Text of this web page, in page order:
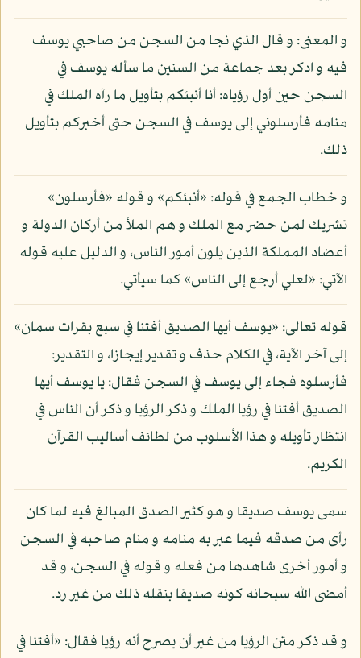
و المعنى: و قال الذي نجا من السجن من صاحبي يوسف
فيه و ادكر بعد جماعة من السنين ما سأله يوسف في
السجن حين أول رؤياه: أنا أنبئكم بتأويل ما رآه الملك في
منامه فأرسلوني إلى يوسف في السجن حتى أخبركم بتأويل
ذلك.
و خطاب الجمع في قوله: «أنبئكم» و قوله «فأرسلون»
تشريك لمن حضر مع الملك و هم الملأ من أركان الدولة و
أعضاد المملكة الذين يلون أمور الناس، و الدليل عليه قوله
الآتي: «لعلي أرجع إلى الناس» كما سيأتي.
قوله تعالى: «يوسف أيها الصديق أفتنا في سبع بقرات سمان»
إلى آخر الآية، في الكلام حذف و تقدير إيجازا، و التقدير:
فأرسلوه فجاء إلى يوسف في السجن فقال: يا يوسف أيها
الصديق أفتنا في رؤيا الملك و ذكر الرؤيا و ذكر أن الناس في
انتظار تأويله و هذا الأسلوب من لطائف أساليب القرآن
الكريم.
سمى يوسف صديقا و هو كثير الصدق المبالغ فيه لما كان
رأى من صدقه فيما عبر به منامه و منام صاحبه في السجن
و أمور أخرى شاهدها من فعله و قوله في السجن، و قد
أمضى الله سبحانه كونه صديقا بنقله ذلك من غير رد.
و قد ذكر متن الرؤيا من غير أن يصرح أنه رؤيا فقال: «أفتنا في